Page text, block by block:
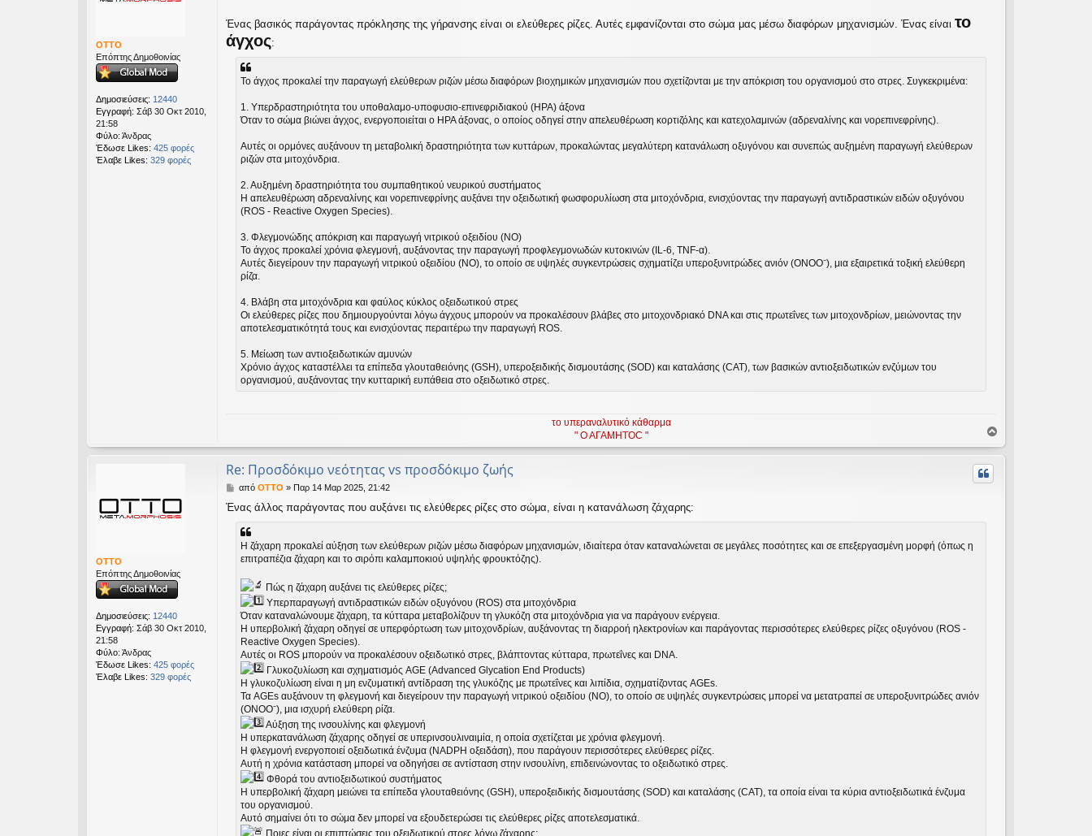
OTTO
Επόπτης Δημοθοινίας
Δημοσιεύσεις: 12440
Εγγραφή: Σάβ 30 Οκτ 2010,
21:58
Φύλο: Άνδρας
Έδωσε Likes: 425 φορές
Έλαβε Likes: 329 φορές
ί
ε
σ
Ένας βασικός παράγοντας πρόκλησης της γήρανσης είναι οι ελεύθερες ρίζες. Αυτές εμφανίζονται στο σώμα μας μέσω διαφόρων μηχανισμών. Ένας είναι το
άγχος:
Το άγχος προκαλεί την παραγωγή ελεύθερων ριζών μέσω διαφόρων βιοχημικών μηχανισμών που σχετίζονται με την απόκριση του οργανισμού στο στρες. Συγκεκριμένα:
1. Υπερδραστηριότητα του υποθαλαμο-υποφυσιο-επινεφριδιακού (HPA) άξονα
Όταν το σώμα βιώνει άγχος, ενεργοποιείται ο HPA άξονας, ο οποίος οδηγεί στην απελευθέρωση κορτιζόλης και κατεχολαμινών (αδρεναλίνης και νορεπινεφρίνης).
Αυτές οι ορμόνες αυξάνουν τη μεταβολική δραστηριότητα των κυττάρων, προκαλώντας μεγαλύτερη κατανάλωση οξυγόνου και συνεπώς αυξημένη παραγωγή ελεύθερων
ριζών στα μιτοχόνδρια.
2. Αυξημένη δραστηριότητα του συμπαθητικού νευρικού συστήματος
Η απελευθέρωση αδρεναλίνης και νορεπινεφρίνης αυξάνει την οξειδωτική φωσφορυλίωση στα μιτοχόνδρια, ενισχύοντας την παραγωγή αντιδραστικών ειδών οξυγόνου
(ROS - Reactive Oxygen Species).
3. Φλεγμονώδης απόκριση και παραγωγή νιτρικού οξειδίου (NO)
Το άγχος προκαλεί χρόνια φλεγμονή, αυξάνοντας την παραγωγή προφλεγμονωδών κυτοκινών (IL-6, TNF-α).
Αυτές διεγείρουν την παραγωγή νιτρικού οξειδίου (NO), το οποίο σε υψηλές συγκεντρώσεις σχηματίζει υπεροξυνιτρώδες ανιόν (ONOO⁻), μια εξαιρετικά τοξική ελεύθερη
ρίζα.
4. Βλάβη στα μιτοχόνδρια και φαύλος κύκλος οξειδωτικού στρες
Οι ελεύθερες ρίζες που δημιουργούνται λόγω άγχους μπορούν να προκαλέσουν βλάβες στο μιτοχονδριακό DNA και στις πρωτεΐνες των μιτοχονδρίων, μειώνοντας την
αποτελεσματικότητά τους και ενισχύοντας περαιτέρω την παραγωγή ROS.
5. Μείωση των αντιοξειδωτικών αμυνών
Χρόνιο άγχος καταστέλλει τα επίπεδα γλουταθειόνης (GSH), υπεροξειδικής δισμουτάσης (SOD) και καταλάσης (CAT), των βασικών αντιοξειδωτικών ενζύμων του
οργανισμού, αυξάνοντας την κυτταρική ευπάθεια στο οξειδωτικό στρες.
το υπεραναλυτικό κάθαρμα
" Ο ΑΓΑΜΗΤΟC "
ο
ρ
OTTO
Επόπτης Δημοθοινίας
Δημοσιεύσεις: 12440
Εγγραφή: Σάβ 30 Οκτ 2010,
21:58
Φύλο: Άνδρας
Έδωσε Likes: 425 φορές
Έλαβε Likes: 329 φορές
Re: Προσδόκιμο νεότητας vs προσδόκιμο ζωής
Δ
μ
ο
σ
από OTTO » Παρ 14 Μαρ 2025, 21:42
Ένας άλλος παράγοντας που αυξάνει τις ελεύθερες ρίζες στο σώμα, είναι η κατανάλωση ζάχαρης:
Η ζάχαρη προκαλεί αύξηση των ελεύθερων ριζών μέσω διαφόρων μηχανισμών, ιδιαίτερα όταν καταναλώνεται σε μεγάλες ποσότητες και σε επεξεργασμένη μορφή (όπως η
επιτραπέζια ζάχαρη και το σιρόπι καλαμποκιού υψηλής φρουκτόζης).
Πώς η ζάχαρη αυξάνει τις ελεύθερες ρίζες;
Υπερπαραγωγή αντιδραστικών ειδών οξυγόνου (ROS) στα μιτοχόνδρια
Όταν καταναλώνουμε ζάχαρη, τα κύτταρα μεταβολίζουν τη γλυκόζη στα μιτοχόνδρια για να παράγουν ενέργεια.
Η υπερβολική ζάχαρη οδηγεί σε υπερφόρτωση των μιτοχονδρίων, αυξάνοντας τη διαρροή ηλεκτρονίων και παράγοντας περισσότερες ελεύθερες ρίζες οξυγόνου (ROS -
Reactive Oxygen Species).
Αυτές οι ROS μπορούν να προκαλέσουν οξειδωτικό στρες, βλάπτοντας κύτταρα, πρωτεΐνες και DNA.
Γλυκοζυλίωση και σχηματισμός AGE (Advanced Glycation End Products)
Η γλυκοζυλίωση είναι η μη ενζυματική αντίδραση της γλυκόζης με πρωτεΐνες και λιπίδια, σχηματίζοντας AGEs.
Τα AGEs αυξάνουν τη φλεγμονή και διεγείρουν την παραγωγή νιτρικού οξειδίου (NO), το οποίο σε υψηλές συγκεντρώσεις μπορεί να μετατραπεί σε υπεροξυνιτρώδες ανιόν
(ONOO⁻), μια ισχυρή ελεύθερη ρίζα.
Αύξηση της ινσουλίνης και φλεγμονή
Η υπερκατανάλωση ζάχαρης οδηγεί σε υπερινσουλιναιμία, η οποία σχετίζεται με χρόνια φλεγμονή.
Η φλεγμονή ενεργοποιεί οξειδωτικά ένζυμα (NADPH οξειδάση), που παράγουν περισσότερες ελεύθερες ρίζες.
Αυτή η χρόνια κατάσταση μπορεί να οδηγήσει σε αντίσταση στην ινσουλίνη, επιδεινώνοντας το οξειδωτικό στρες.
Φθορά του αντιοξειδωτικού συστήματος
Η υπερβολική ζάχαρη μειώνει τα επίπεδα γλουταθειόνης (GSH), υπεροξειδικής δισμουτάσης (SOD) και καταλάσης (CAT), τα οποία είναι τα κύρια αντιοξειδωτικά ένζυμα
του οργανισμού.
Αυτό σημαίνει ότι το σώμα δεν μπορεί να εξουδετερώσει τις ελεύθερες ρίζες αποτελεσματικά.